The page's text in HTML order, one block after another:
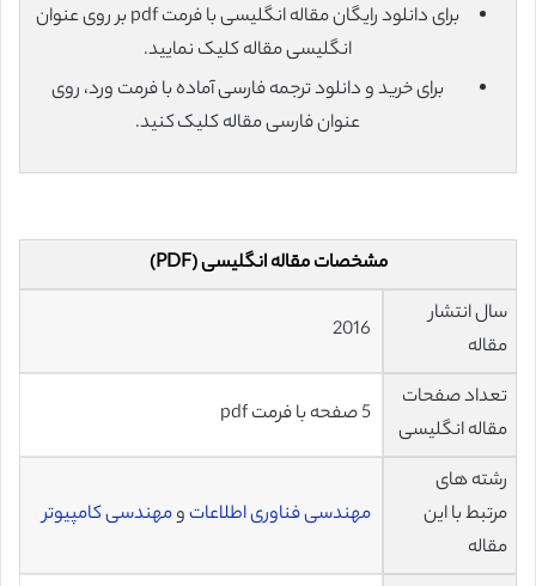
برای دانلود رایگان مقاله انگلیسی با فرمت pdf بر روی عنوان
انگلیسی مقاله کلیک نمایید.
برای خرید و دانلود ترجمه فارسی آماده با فرمت ورد، روی
عنوان فارسی مقاله کلیک کنید.
مشخصات مقاله انگلیسی (PDF)
سال انتشار
مقاله
تعداد صفحات
مقاله انگلیسی
رشته های
مرتبط با این
مقاله
مهندسی فناوری اطلاعات ومهندسی کامپیوتر